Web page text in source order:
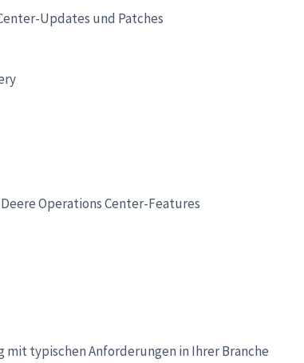
Updates und Patches
Operations Center-Features
mit typischen Anforderungen in Ihrer Branche